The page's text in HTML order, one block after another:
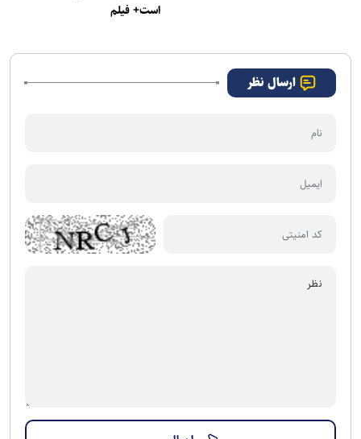
است+ فیلم
ارسال نظر